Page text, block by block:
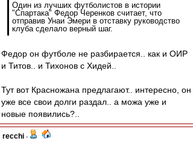
Один из лучших футболистов в истории
"Спартака" Федор Черенков считает, что
отправив Унаи Эмери в отставку руководство
клуба сделало верный шаг.
Федор он футболе не разбирается.. как и ОИР
и Титов.. и Тихонов с Хидей..
Тут вот Красножана предлагают.. интересно, он
уже все свои долги раздал.. а можа уже и
новые появились?..
recchi -